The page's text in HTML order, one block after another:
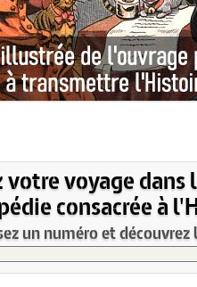
votre voyage dans
consacrée à
un numéro et